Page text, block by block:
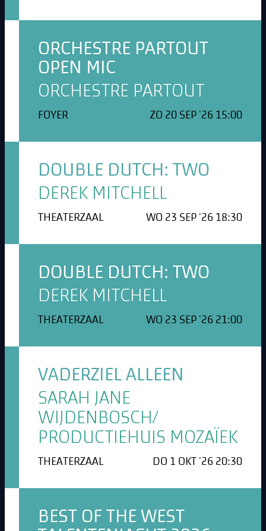
ORCHESTRE PARTOUT
OPEN MIC
ORCHESTRE PARTOUT
FOYER ZO 20 SEP '26 15:00
DOUBLE DUTCH: TWO
DEREK MITCHELL
THEATERZAAL WO 23 SEP '26 18:30
DOUBLE DUTCH: TWO
DEREK MITCHELL
THEATERZAAL WO 23 SEP '26 21:00
VADERZIEL ALLEEN
SARAH JANE
WIJDENBOSCH/
PRODUCTIEHUIS MOZAÏEK
THEATERZAAL DO 1 OKT '26 20:30
BEST OF THE WEST